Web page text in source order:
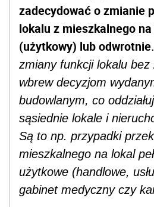
zadecydować o zmianie
lokalu z mieszkalnego
(użytkowy) lub odwrotnie.
zmiany funkcji lokalu bez
wbrew decyzjom
budowlanym, co
sąsiednie lokale i
Są to np. przypadki
mieszkalnego na lokal
użytkowe (handlowe,
gabinet medyczny czy